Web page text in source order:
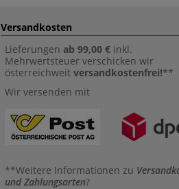
Versandkosten
Lieferungen ab 99,00 € inkl.
Mehrwertsteuer verschicken wir
österreichweit versandkostenfrei!**
Wir versenden mit
**Weitere Informationen zu
und Zahlungsarten?